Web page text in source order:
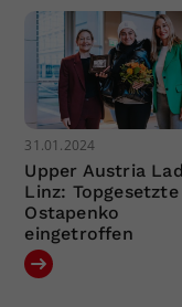
31.01.2024
Upper Austria
Linz: Topgesetzte
Ostapenko
eingetroffen